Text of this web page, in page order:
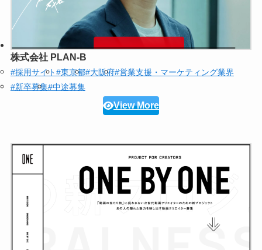
株式会社 PLAN-B
#採用サイト#東京都#大阪府#営業支援・マーケティング業界
#新卒募集#中途募集
View More